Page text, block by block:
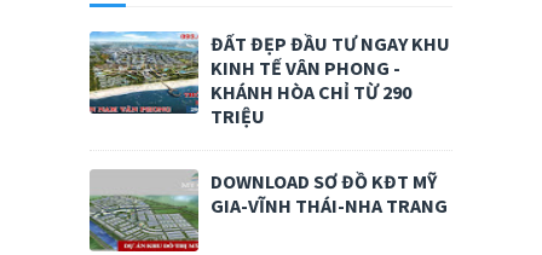
ĐẤT ĐẸP ĐẦU TƯ NGAY KHU
KINH TẾ VÂN PHONG -
KHÁNH HÒA CHỈ TỪ 290
TRIỆU
DOWNLOAD SƠ ĐỒ KĐT MỸ
GIA-VĨNH THÁI-NHA TRANG